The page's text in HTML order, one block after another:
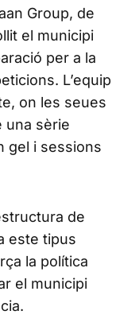
Group, de
el municipi
per a la
L’equip
on les seues
una sèrie
gel i sessions
de
este tipus
la política
el municipi